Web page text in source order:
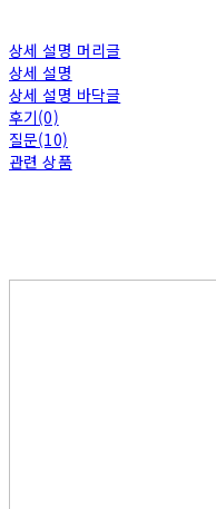
상세 설명 머리글
상세 설명
상세 설명 바닥글
후기(0)
질문(10)
관련 상품